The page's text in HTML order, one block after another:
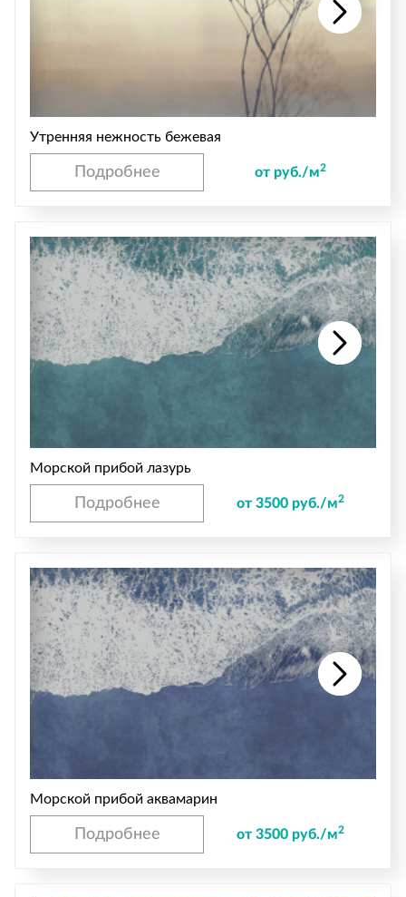
Утренняя нежность бежевая
Подробнее от руб./м2
Морской прибой лазурь
Подробнее от 3500 руб./м2
Морской прибой аквамарин
Подробнее от 3500 руб./м2